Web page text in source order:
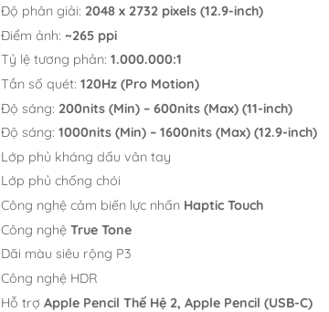
Độ phân giải: 2048 x 2732 pixels (12.9-inch)
Điểm ảnh: ~265 ppi
Tỷ lệ tương phản: 1.000.000:1
Tần số quét: 120Hz (Pro Motion)
Độ sáng: 200nits (Min) – 600nits (Max) (11-inch)
Độ sáng: 1000nits (Min) – 1600nits (Max) (12.9-inch)
Lớp phủ kháng dấu vân tay
Lớp phủ chống chói
Công nghệ cảm biến lực nhấn Haptic Touch
Công nghệ True Tone
Dãi màu siêu rộng P3
Công nghệ HDR
Hỗ trợ Apple Pencil Thế Hệ 2, Apple Pencil (USB-C)